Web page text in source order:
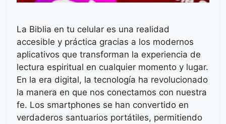
La Biblia en tu celular es una realidad
accesible y práctica gracias a los modernos
aplicativos que transforman la experiencia de
lectura espiritual en cualquier momento y lugar.
En la era digital, la tecnología ha revolucionado
la manera en que nos conectamos con nuestra
fe. Los smartphones se han convertido en
verdaderos santuarios portátiles, permitiendo